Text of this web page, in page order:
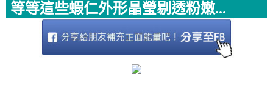
等等這些蝦仁外形晶瑩剔透粉嫩...